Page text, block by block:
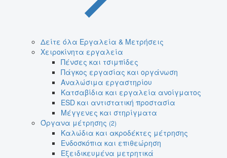
Δείτε όλα Εργαλεία & Μετρήσεις
Χειροκίνητα εργαλεία
Πένσες και τσιμπίδες
Πάγκος εργασίας και οργάνωση
Αναλώσιμα εργαστηρίου
Κατσαβίδια και εργαλεία ανοίγματος
ESD και αντιστατική προστασία
Μέγγενες και στηρίγματα
Όργανα μέτρησης (2)
Καλώδια και ακροδέκτες μέτρησης
Ενδοσκόπια και επιθεώρηση
Εξειδικευμένα μετρητικά